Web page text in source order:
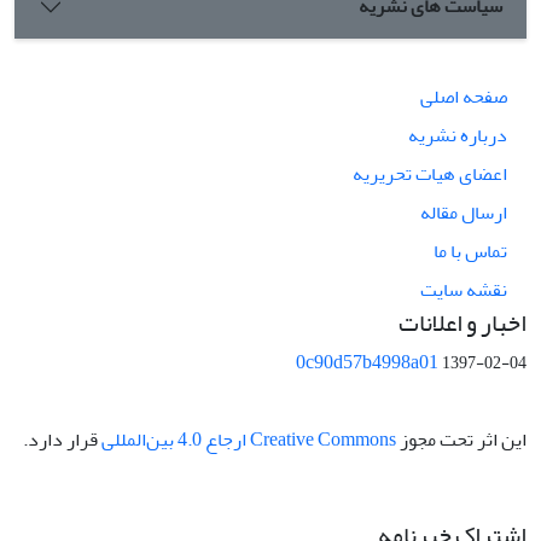
صفحه اصلی
درباره نشریه
اعضای هیات تحریریه
ارسال مقاله
تماس با ما
نقشه سایت
اخبار و اعلانات
0c90d57b4998a011397-02-04
این اثر تحت مجوز Creative Commons ارجاع 4.0 بین‌المللی قرار دارد.